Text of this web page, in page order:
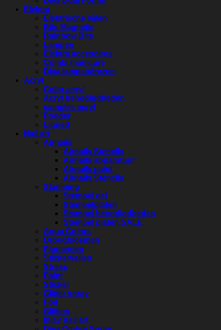
Elektra
Elektrische vijlen
Bits Magnetic
Rainbow Bits
Lampen
Elektra accesoires
Combi manicure
Diva lampen/frezen
Acryl
Color acryl
Acryl benodigdheden
samples acryl
Poeder
Liqued
Nail art
Airnails
Airnails Stencils
Airnails apparatuur
Airnails paint
Airnails Stencils
Stamping
Stempel gel
Stempelplaten
Stempel benodigdheden
Stempel platen SALE
Aqua Colors
Droogbloemen
Pigmenten
Stickervellen
Strass
Paint
Sticker
Glitter spray
Foil
Glitters
Inlay nail art